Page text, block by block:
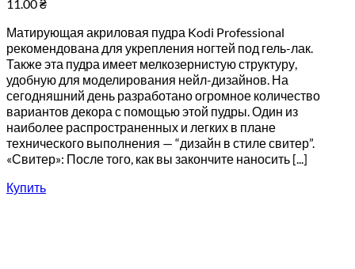
11.00₴
Матирующая акриловая пудра Kodi Professional
рекомендована для укрепления ногтей под гель-лак.
Также эта пудра имеет мелкозернистую структуру,
удобную для моделирования нейл-дизайнов. На
сегодняшний день разработано огромное количество
вариантов декора с помощью этой пудры. Один из
наиболее распространенных и легких в плане
технического выполнения — “дизайн в стиле свитер”.
«Свитер»: После того, как вы закончите наносить [...]
Купить